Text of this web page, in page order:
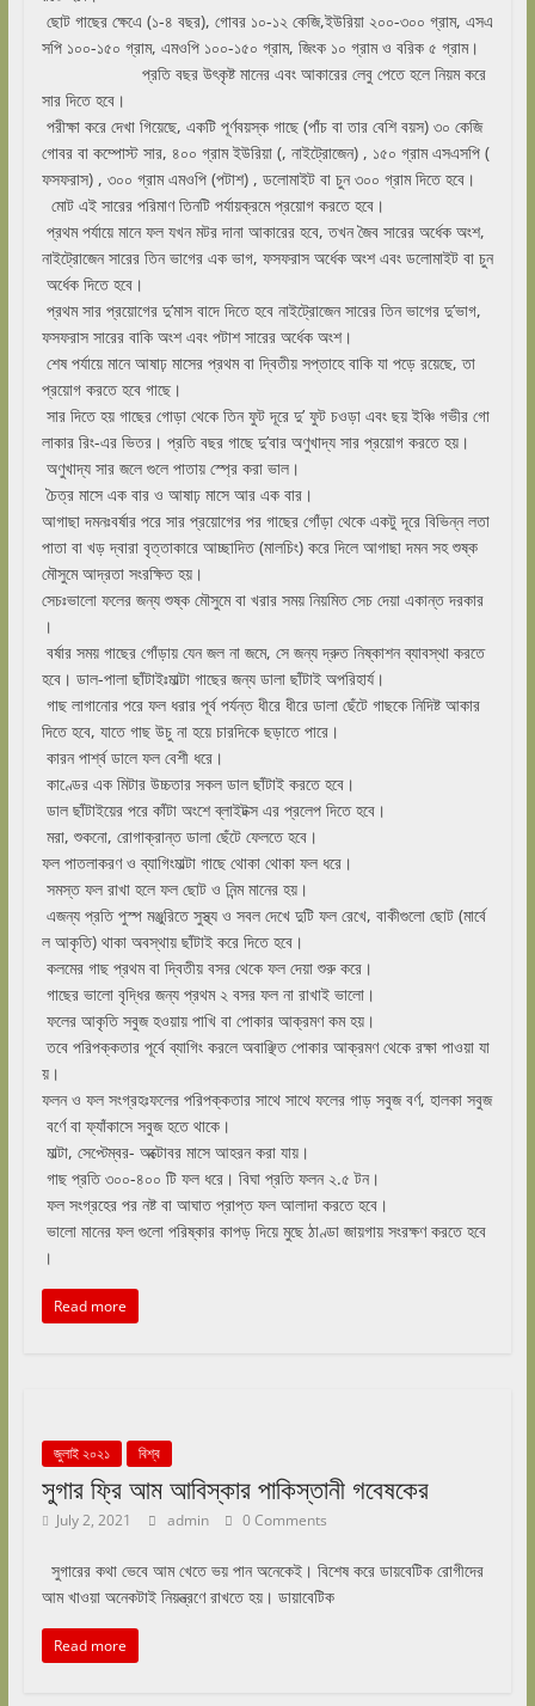
ছোট গাছের ক্ষেএে (১-৪ বছর), গোবর ১০-১২ কেজি,ইউরিয়া ২০০-৩০০ গ্রাম, এসএ
সপি ১০০-১৫০ গ্রাম, এমওপি ১০০-১৫০ গ্রাম, জিংক ১০ গ্রাম ও বরিক ৫ গ্রাম।
প্রতি বছর উৎকৃষ্ট মানের এবং আকারের লেবু পেতে হলে নিয়ম করে
সার দিতে হবে।
পরীক্ষা করে দেখা গিয়েছে, একটি পূর্ণবয়স্ক গাছে (পাঁচ বা তার বেশি বয়স) ৩০ কেজি
গোবর বা কম্পোস্ট সার, ৪০০ গ্রাম ইউরিয়া (, নাইট্রোজেন) , ১৫০ গ্রাম এসএসপি (
ফসফরাস) , ৩০০ গ্রাম এমওপি (পটাশ) , ডলোমাইট বা চুন ৩০০ গ্রাম দিতে হবে।
মোট এই সারের পরিমাণ তিনটি পর্যায়ক্রমে প্রয়োগ করতে হবে।
প্রথম পর্যায়ে মানে ফল যখন মটর দানা আকারের হবে, তখন জৈব সারের অর্ধেক অংশ,
নাইট্রোজেন সারের তিন ভাগের এক ভাগ, ফসফরাস অর্ধেক অংশ এবং ডলোমাইট বা চুন
অর্ধেক দিতে হবে।
প্রথম সার প্রয়োগের দু’মাস বাদে দিতে হবে নাইট্রোজেন সারের তিন ভাগের দু’ভাগ,
ফসফরাস সারের বাকি অংশ এবং পটাশ সারের অর্ধেক অংশ।
শেষ পর্যায়ে মানে আষাঢ় মাসের প্রথম বা দ্বিতীয় সপ্তাহে বাকি যা পড়ে রয়েছে, তা
প্রয়োগ করতে হবে গাছে।
সার দিতে হয় গাছের গোড়া থেকে তিন ফুট দূরে দু’ ফুট চওড়া এবং ছয় ইঞ্চি গভীর গো
লাকার রিং-এর ভিতর। প্রতি বছর গাছে দু’বার অণুখাদ্য সার প্রয়োগ করতে হয়।
অণুখাদ্য সার জলে গুলে পাতায় স্প্রে করা ভাল।
চৈত্র মাসে এক বার ও আষাঢ় মাসে আর এক বার।
আগাছা দমনঃবর্ষার পরে সার প্রয়োগের পর গাছের গোঁড়া থেকে একটু দূরে বিভিন্ন লতা
পাতা বা খড় দ্বারা বৃত্তাকারে আচ্ছাদিত (মালচিং) করে দিলে আগাছা দমন সহ শুষ্ক
মৌসুমে আদ্রতা সংরক্ষিত হয়।
সেচঃভালো ফলের জন্য শুষ্ক মৌসুমে বা খরার সময় নিয়মিত সেচ দেয়া একান্ত দরকার
।
বর্ষার সময় গাছের গোঁড়ায় যেন জল না জমে, সে জন্য দ্রুত নিষ্কাশন ব্যাবস্থা করতে
হবে। ডাল-পালা ছাঁটাইঃমাল্টা গাছের জন্য ডালা ছাঁটাই অপরিহার্য।
গাছ লাগানোর পরে ফল ধরার পূর্ব পর্যন্ত ধীরে ধীরে ডালা ছেঁটে গাছকে নিদিষ্ট আকার
দিতে হবে, যাতে গাছ উচু না হয়ে চারদিকে ছড়াতে পারে।
কারন পার্শ্ব ডালে ফল বেশী ধরে।
কাণ্ডের এক মিটার উচ্চতার সকল ডাল ছাঁটাই করতে হবে।
ডাল ছাঁটাইয়ের পরে কাঁটা অংশে ব্লাইটক্স এর প্রলেপ দিতে হবে।
মরা, শুকনো, রোগাক্রান্ত ডালা ছেঁটে ফেলতে হবে।
ফল পাতলাকরণ ও ব্যাগিংমাল্টা গাছে থোকা থোকা ফল ধরে।
সমস্ত ফল রাখা হলে ফল ছোট ও নিন্ম মানের হয়।
এজন্য প্রতি পুস্প মঞ্জুরিতে সুস্থ্য ও সবল দেখে দুটি ফল রেখে, বাকীগুলো ছোট (মার্বে
ল আকৃতি) থাকা অবস্থায় ছাঁটাই করে দিতে হবে।
কলমের গাছ প্রথম বা দ্বিতীয় বসর থেকে ফল দেয়া শুরু করে।
গাছের ভালো বৃদ্ধির জন্য প্রথম ২ বসর ফল না রাখাই ভালো।
ফলের আকৃতি সবুজ হওয়ায় পাখি বা পোকার আক্রমণ কম হয়।
তবে পরিপক্কতার পূর্বে ব্যাগিং করলে অবাঞ্ছিত পোকার আক্রমণ থেকে রক্ষা পাওয়া যা
য়।
ফলন ও ফল সংগ্রহঃফলের পরিপক্কতার সাথে সাথে ফলের গাড় সবুজ বর্ণ, হালকা সবুজ
বর্ণে বা ফ্যাঁকাসে সবুজ হতে থাকে।
মাল্টা, সেপ্টেম্বর- অক্টোবর মাসে আহরন করা যায়।
গাছ প্রতি ৩০০-৪০০ টি ফল ধরে। বিঘা প্রতি ফলন ২.৫ টন।
ফল সংগ্রহের পর নষ্ট বা আঘাত প্রাপ্ত ফল আলাদা করতে হবে।
ভালো মানের ফল গুলো পরিষ্কার কাপড় দিয়ে মুছে ঠাণ্ডা জায়গায় সংরক্ষণ করতে হবে
।
Read more
জুলাই ২০২১ বিশ্ব
সুগার ফ্রি আম আবিস্কার পাকিস্তানী গবেষকের
July 2, 2021 admin 0 Comments
সুগারের কথা ভেবে আম খেতে ভয় পান অনেকেই। বিশেষ করে ডায়বেটিক রোগীদের
আম খাওয়া অনেকটাই নিয়ন্ত্রণে রাখতে হয়। ডায়াবেটিক
Read more